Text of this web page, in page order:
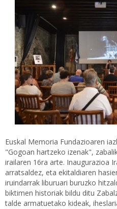
Euskal Memoria Fundazioaren
"Gogoan hartzeko izenak",
irailaren 16ra arte. Inaugurazioa
arratsaldez, eta ekitaldiaren
iruindarrak liburuari buruzko
biktimen historiak bildu ditu
talde armatuetako kideak,